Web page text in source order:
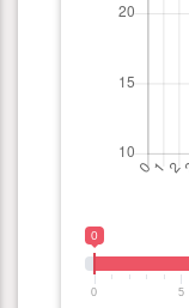
0
0 5